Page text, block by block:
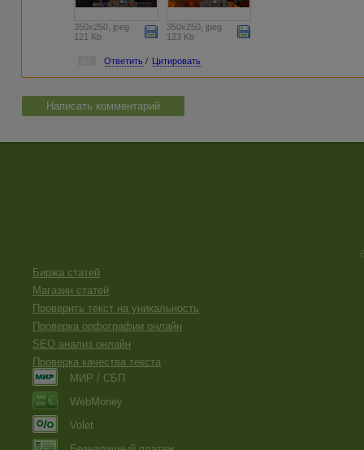
350x250, jpeg
121 Kb
350x250, jpeg
123 Kb
Ответить / Цитировать
Написать комментарий
Биржа статей
Магазин статей
Проверить текст на уникальность
Проверка орфографии онлайн
SEO анализ онлайн
Проверка качества текста
МИР / СБП
WebMoney
Volet